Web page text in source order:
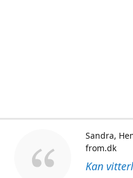
Kan
Sandra
from.dk